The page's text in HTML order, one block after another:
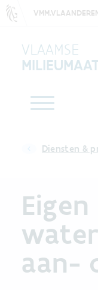
VLAAMSE
Diensten &
Eigen
aan-